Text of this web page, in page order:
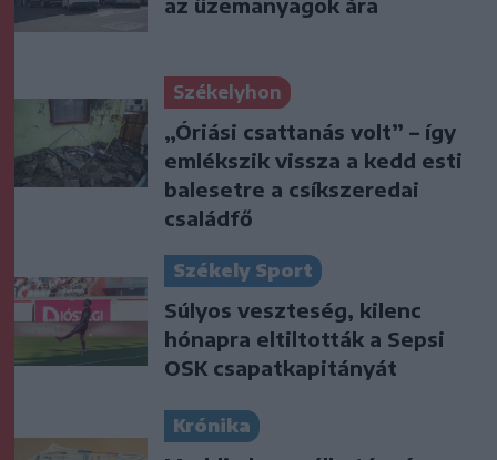
az üzemanyagok ára
Székelyhon
„Óriási csattanás volt” – így
emlékszik vissza a kedd esti
balesetre a csíkszeredai
családfő
Székely Sport
Súlyos veszteség, kilenc
hónapra eltiltották a Sepsi
OSK csapatkapitányát
Krónika